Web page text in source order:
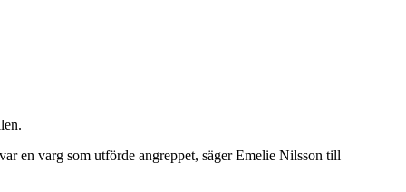
en varg som utförde angreppet, säger Emelie Nilsson till